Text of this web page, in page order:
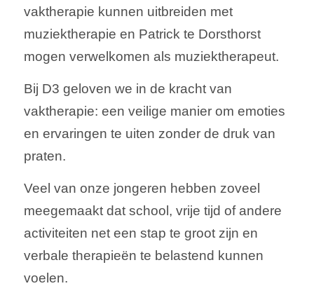
vaktherapie kunnen uitbreiden met
muziektherapie en Patrick te Dorsthorst
mogen verwelkomen als muziektherapeut.
Bij D3 geloven we in de kracht van
vaktherapie: een veilige manier om emoties
en ervaringen te uiten zonder de druk van
praten.
Veel van onze jongeren hebben zoveel
meegemaakt dat school, vrije tijd of andere
activiteiten net een stap te groot zijn en
verbale therapieën te belastend kunnen
voelen.